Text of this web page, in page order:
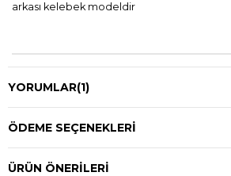
arkası kelebek modeldir
YORUMLAR(1)
ÖDEME SEÇENEKLERI
ÜRÜN ÖNERILERI